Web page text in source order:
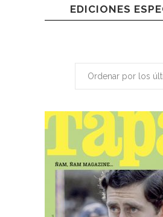
EDICIONES